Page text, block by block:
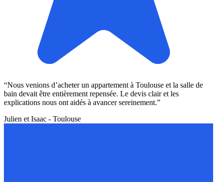
“Nous venions d’acheter un appartement à Toulouse et la salle de
bain devait être entièrement repensée. Le devis clair et les
explications nous ont aidés à avancer sereinement.”
Julien et Isaac - Toulouse